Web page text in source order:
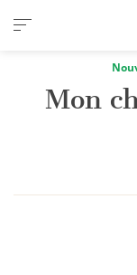
Panneau de
Mon